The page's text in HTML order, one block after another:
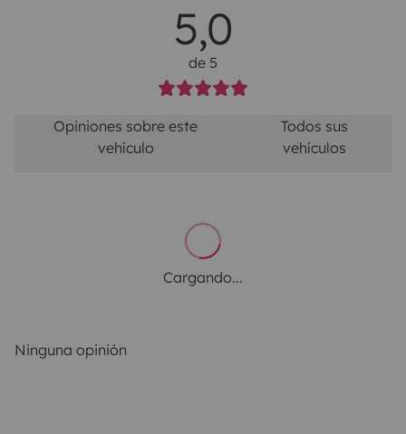
5,0
de 5
Opiniones sobre este
vehículo
Todos sus
vehículos
Cargando...
Ninguna opinión